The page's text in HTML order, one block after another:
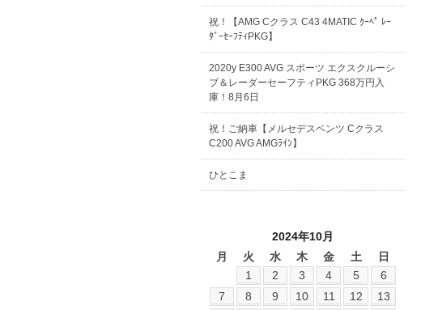
祝！【AMG Cクラス C43 4MATIC ｸｰﾍﾟ ﾚｰ
ﾀﾞｰｾｰﾌﾃｨPKG】
2020y E300 AVG スポーツ エクスクルーシ
ブ＆レーダーセーフティPKG 368万円入
庫！8月6日
祝！ご納車【メルセデスベンツ Cクラス
C200 AVG AMGﾗｲﾝ】
ひとこま
2024年10月
月
火 水 木 金 土
日
1
2 3 4 5
6
7
8 9 10 11 12
13